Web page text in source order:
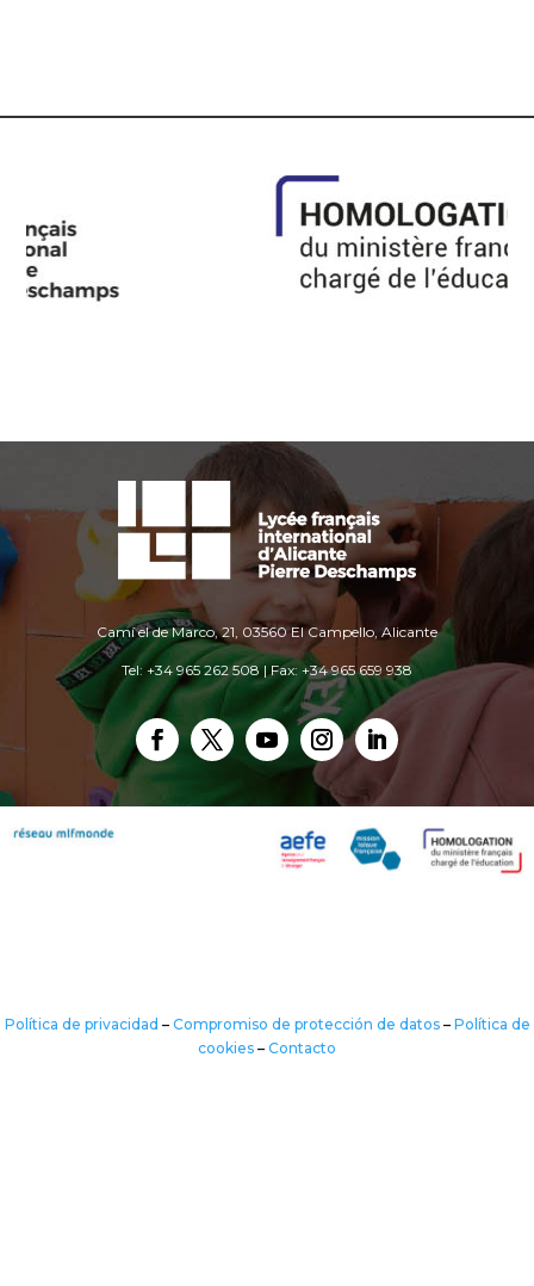
Camí el de Marco, 21, 03560 El Campello, Alicante
Tel: +34 965 262 508 | Fax: +34 965 659 938
Política de privacidad – Compromiso de protección de datos– Política de
cookies – Contacto